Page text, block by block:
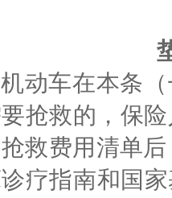
动车在本条
抢救的，保
救费用清单
疗指南和国